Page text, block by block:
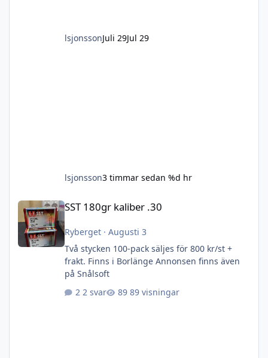
lsjonssonJuli 29Jul 29
lsjonsson3 timmar sedan %d hr
SST 180gr kaliber .30
SST 180gr kaliber .30
Ryberget· Augusti 3
Två stycken 100-pack säljes för 800 kr/st +
frakt. Finns i Borlänge Annonsen finns även
på Snålsoft
2 svar
89 visningar